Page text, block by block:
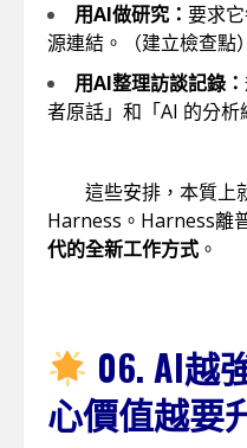
用AI做研究： 要求
源連結。（建立檢查點）
用AI整理訪談記錄：
者原話」和「AI 的分析
這些安排，本質上
Harness。Harness離
代的全新工作方式 。
06. AI越
心價值越要